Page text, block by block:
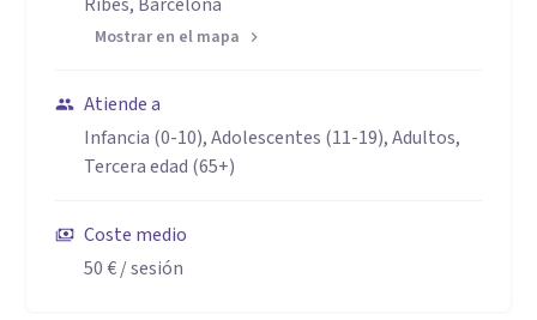
Mostrar en el mapa
Atiende a
Infancia (0-10), Adolescentes (11-19), Adultos,
Tercera edad (65+)
Coste medio
50 €/ sesión